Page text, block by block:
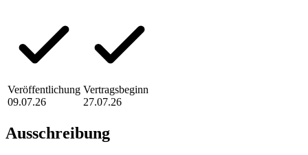
Veröffentlichung
09.07.26
Vertragsbeginn
27.07.26
Ausschreibung